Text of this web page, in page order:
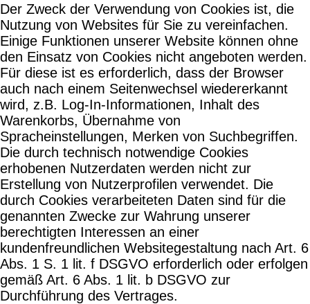
Der Zweck der Verwendung von Cookies ist, die
Nutzung von Websites für Sie zu vereinfachen.
Einige Funktionen unserer Website können ohne
den Einsatz von Cookies nicht angeboten werden.
Für diese ist es erforderlich, dass der Browser
auch nach einem Seitenwechsel wiedererkannt
wird, z.B. Log-In-Informationen, Inhalt des
Warenkorbs, Übernahme von
Spracheinstellungen, Merken von Suchbegriffen.
Die durch technisch notwendige Cookies
erhobenen Nutzerdaten werden nicht zur
Erstellung von Nutzerprofilen verwendet. Die
durch Cookies verarbeiteten Daten sind für die
genannten Zwecke zur Wahrung unserer
berechtigten Interessen an einer
kundenfreundlichen Websitegestaltung nach Art. 6
Abs. 1 S. 1 lit. f DSGVO erforderlich oder erfolgen
gemäß Art. 6 Abs. 1 lit. b DSGVO zur
Durchführung des Vertrages.